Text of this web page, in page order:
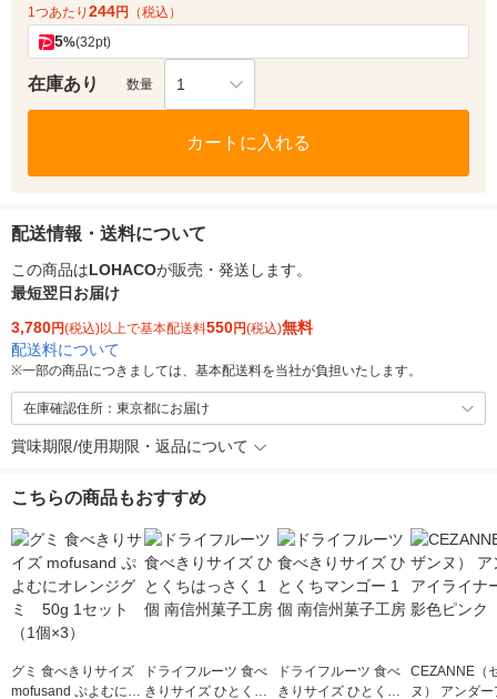
1つあたり 244円 （税込）
5%(32pt)
在庫あり 数量 1
カートに入れる
配送情報・送料について
この商品はLOHACOが販売・発送します。
最短翌日お届け
3,780円(税込)以上で基本配送料550円(税込)無料
配送料について
※一部の商品につきましては、基本配送料を当社が負担いたします。
在庫確認住所：東京都にお届け
賞味期限/使用期限・返品について
こちらの商品もおすすめ
グミ 食べきりサイズ
mofusand ぷよむにオ
ドライフルーツ 食べ
きりサイズ ひとくち
ドライフルーツ 食べ
きりサイズ ひとくち
CEZANNE（
ヌ） アンダ